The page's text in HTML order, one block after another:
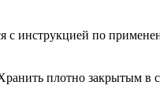
с инструкцией по
плотно закрытым